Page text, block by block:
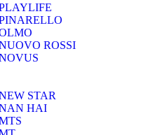
ROSSI
STAR
HAI